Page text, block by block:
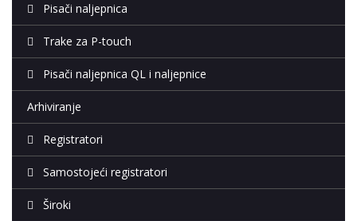
Pisači naljepnica
Trake za P-touch
Pisači naljepnica QL i naljepnice
Arhiviranje
Registratori
Samostojeći registratori
Široki